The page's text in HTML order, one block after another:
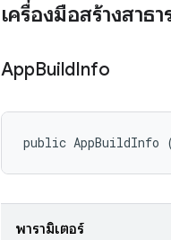
เครื่องมือสร้างสาธ
AppBuildInfo
public AppBuildInfo
พารามิเตอร์